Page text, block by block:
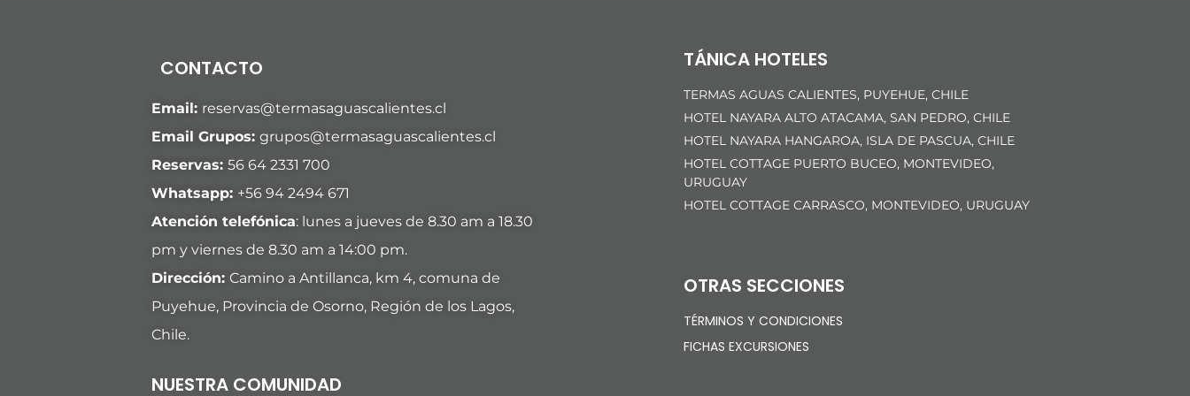
CONTACTO
Email: reservas@termasaguascalientes.cl
Email Grupos: grupos@termasaguascalientes.cl
Reservas: 56 64 2331 700
Whatsapp: +56 94 2494 671
Atención telefónica: lunes a jueves de 8.30 am a 18.30
pm y viernes de 8.30 am a 14:00 pm.
Dirección: Camino a Antillanca, km 4, comuna de
Puyehue, Provincia de Osorno, Región de los Lagos,
Chile.
NUESTRA COMUNIDAD
TÁNICA HOTELES
TERMAS AGUAS CALIENTES, PUYEHUE, CHILE
HOTEL NAYARA ALTO ATACAMA, SAN PEDRO, CHILE
HOTEL NAYARA HANGAROA, ISLA DE PASCUA, CHILE
HOTEL COTTAGE PUERTO BUCEO, MONTEVIDEO,
URUGUAY
HOTEL COTTAGE CARRASCO, MONTEVIDEO, URUGUAY
OTRAS SECCIONES
TÉRMINOS Y CONDICIONES
FICHAS EXCURSIONES